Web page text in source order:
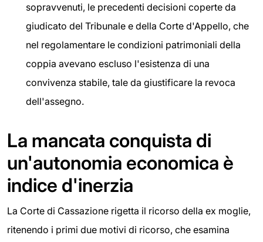
sopravvenuti, le precedenti decisioni coperte da
giudicato del Tribunale e della Corte d'Appello, che
nel regolamentare le condizioni patrimoniali della
coppia avevano escluso l'esistenza di una
convivenza stabile, tale da giustificare la revoca
dell'assegno.
La mancata conquista di
un'autonomia economica è
indice d'inerzia
La Corte di Cassazione rigetta il ricorso della ex moglie,
ritenendo i primi due motivi di ricorso, che esamina